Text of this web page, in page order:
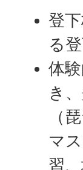
登
る
体
き
（
マ
習